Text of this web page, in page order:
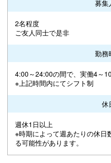
募集
2名程度
ご友人同士で是非
勤務
4:00～24:00の間で、実働4～
※上記時間内にてシフト制
休
週休1日以上
※時期によって週あたりの休日
る可能性があります。